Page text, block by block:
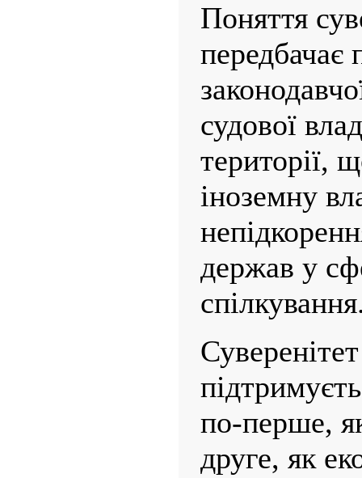
Поняття
передбачає
судової
території,
іноземну
держав у
по-перше,
друге, як